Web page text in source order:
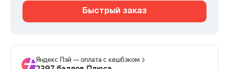
Быстрый заказ